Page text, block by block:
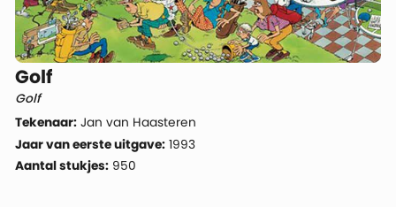
Golf
Golf
Tekenaar: Jan van Haasteren
Jaar van eerste uitgave: 1993
Aantal stukjes: 950